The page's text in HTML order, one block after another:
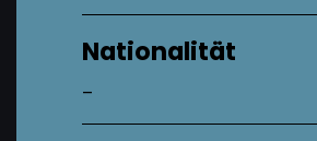
Nationalität
–